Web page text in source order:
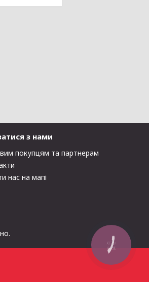
з нами
покупцям та партнерам
нас на мапі
КНОПКА
ЗВ'ЯЗКУ